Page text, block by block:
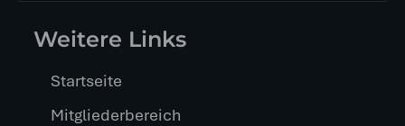
Weitere Links
Startseite
Mitgliederbereich